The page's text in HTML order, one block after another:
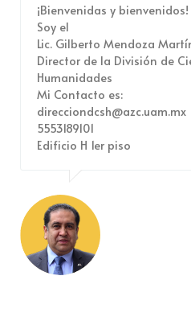
¡Bienvenidas y bienvenidos!
Soy el
Lic. Gilberto Mendoza
Director de la División de
Humanidades
Mi Contacto es:
direcciondcsh@azc.uam.mx
5553189101
Edificio H 1er piso